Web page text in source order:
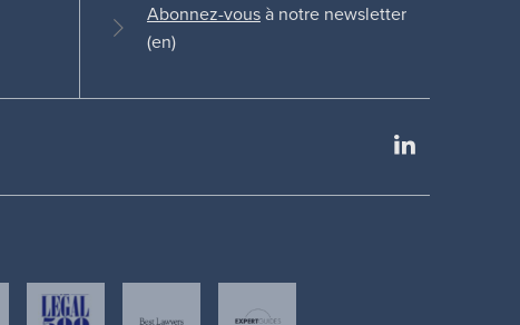
Abonnez-vousà notre newsletter
(en)